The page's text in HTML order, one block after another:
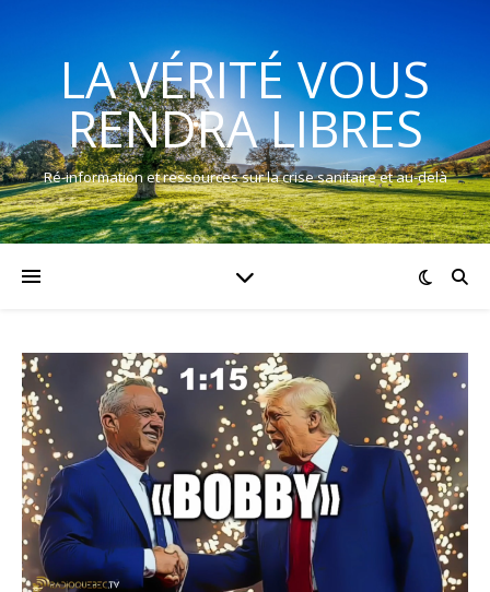
LA VÉRITÉ VOUS
RENDRA LIBRES
Ré-information et ressources sur la crise sanitaire et au-delà